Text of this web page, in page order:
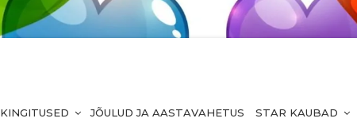
KINGITUSED JÕULUD JA AASTAVAHETUS STAR KAUBAD